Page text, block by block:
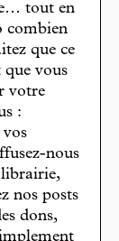
tout en
combien
que ce
vous
votre
:
vos
nous
nos posts
dons,